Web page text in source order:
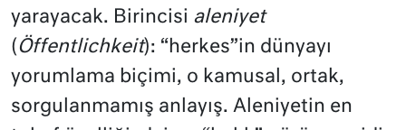
yarayacak. Birincisi aleniyet
(Öffentlichkeit): “herkes”in dünyayı
yorumlama biçimi, o kamusal, ortak,
sorgulanmamış anlayış. Aleniyetin en